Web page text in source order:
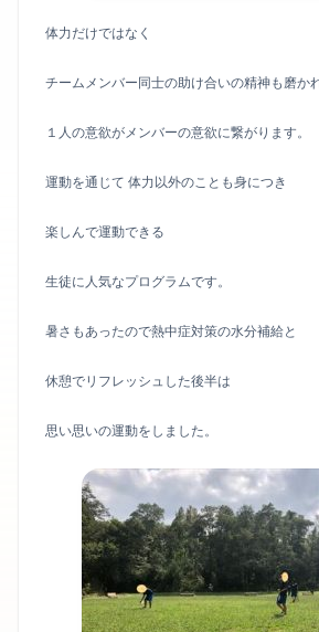
体力だけではなく
チームメンバー同士の助け合いの精神も磨か
１人の意欲がメンバーの意欲に繋がります。
運動を通じて 体力以外のことも身につき
楽しんで運動できる
生徒に人気なプログラムです。
暑さもあったので熱中症対策の水分補給と
休憩でリフレッシュした後半は
思い思いの運動をしました。